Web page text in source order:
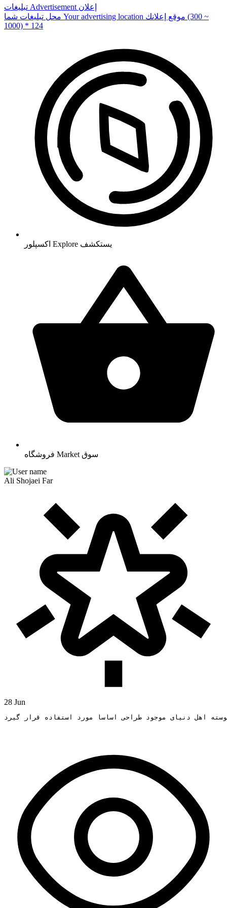
تبلیغات Advertisement إعلان
محل تبلیغات شما Your advertising location موقع إعلانك (300 ~
1000) * 124
اکسپلور Explore يستكشف
Market سوق
Ali Shojaei Far
28 Jun